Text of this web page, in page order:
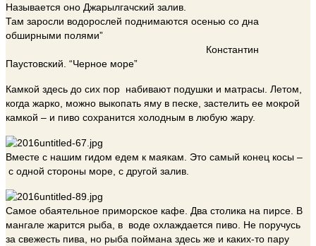
Называется оно Джарылгачский залив.
Там заросли водорослей поднимаются осенью со дна
обширными полями”
Константин
Паустовский. “Черное море”
Камкой здесь до сих пор набивают подушки и матрасы. Летом,
когда жарко, можно выкопать яму в песке, застелить ее мокрой
камкой – и пиво сохранится холодным в любую жару.
Вместе с нашим гидом едем к маякам. Это самый конец косы –
с одной стороны море, с другой залив.
Самое обаятельное приморское кафе. Два столика на пирсе. В
мангале жарится рыба, в воде охлаждается пиво. Не поручусь
за свежесть пива, но рыба поймана здесь же и каких-то пару